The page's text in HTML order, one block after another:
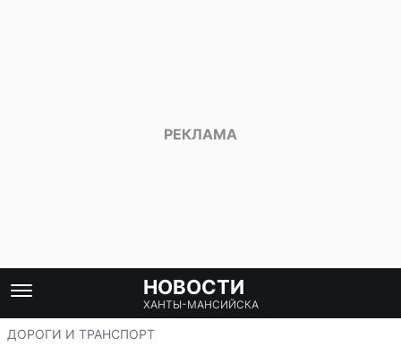
НОВОСТИ
ХАНТЫ-МАНСИЙСКА
ДОРОГИ И ТРАНСПОРТ